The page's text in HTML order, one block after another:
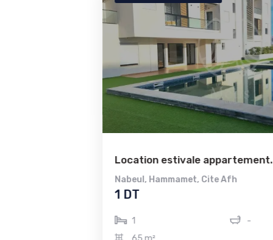
Location estivale appartement...
Cite Afh